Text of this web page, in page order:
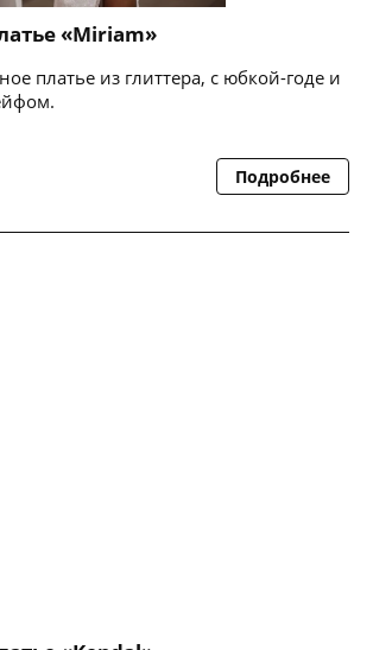
«Miriam»
платье из глиттера, с юбкой-годе и
Подробнее